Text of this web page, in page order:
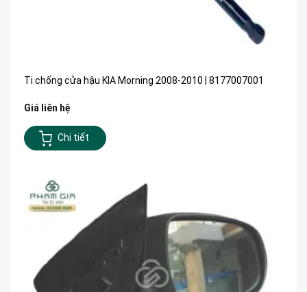
Ti chống cửa hậu KIA Morning 2008-2010 | 8177007001
Giá liên hệ
Chi tiết